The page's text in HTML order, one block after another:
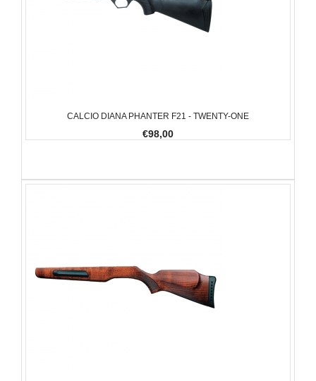
CALCIO DIANA PHANTER F21 - TWENTY-ONE
€98,00